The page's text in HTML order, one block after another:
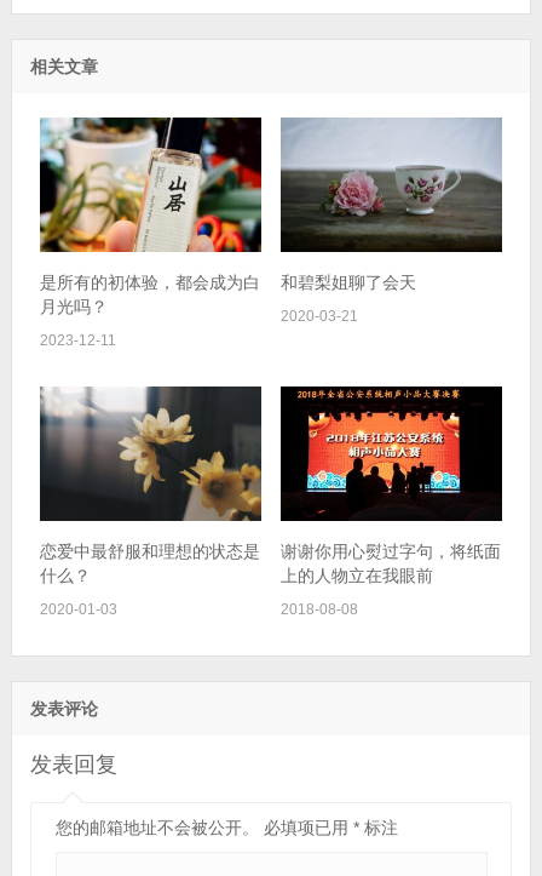
相关文章
是所有的初体验，都会成为白
月光吗？
2023-12-11
和碧梨姐聊了会天
2020-03-21
恋爱中最舒服和理想的状态是
什么？
2020-01-03
谢谢你用心熨过字句，将纸面
上的人物立在我眼前
2018-08-08
发表评论
发表回复
您的邮箱地址不会被公开。 必填项已用 *标注